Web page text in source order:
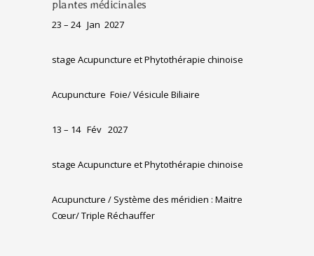
plantes médicinales
23 – 24 Jan 2027
stage Acupuncture et Phytothérapie chinoise
Acupuncture Foie/ Vésicule Biliaire
13 – 14 Fév 2027
stage Acupuncture et Phytothérapie chinoise
Acupuncture / Système des méridien : Maitre
Cœur/ Triple Réchauffer